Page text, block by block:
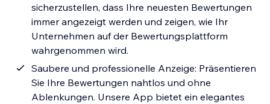
sicherzustellen, dass Ihre neuesten Bewertungen
immer angezeigt werden und zeigen, wie Ihr
Unternehmen auf der Bewertungsplattform
wahrgenommen wird.
Saubere und professionelle Anzeige: Präsentieren
Sie Ihre Bewertungen nahtlos und ohne
Ablenkungen. Unsere App bietet ein elegantes